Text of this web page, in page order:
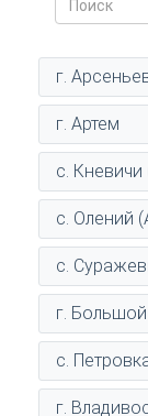
г.
г. Артем
с. Кневичи
с. Олений
с.
г.
с.
г.